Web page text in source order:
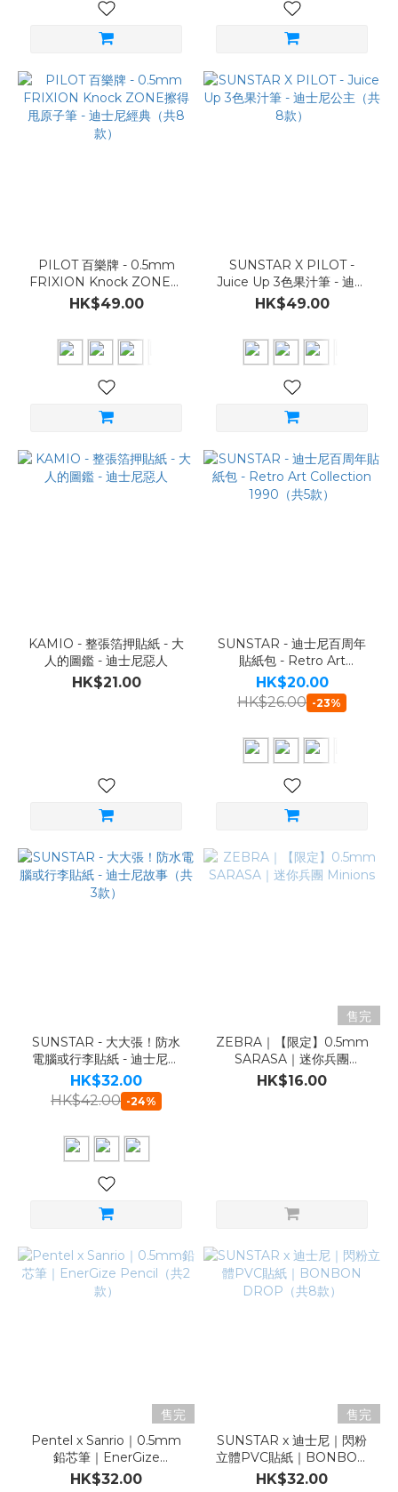
PILOT 百樂牌 - 0.5mm
FRIXION Knock ZONE擦
得甩原子筆 - 迪士尼經典
（共8款）
HK$49.00
SUNSTAR X PILOT -
Juice Up 3色果汁筆 - 迪士
尼公主（共8款）
HK$49.00
KAMIO - 整張箔押貼紙 - 大
人的圖鑑 - 迪士尼惡人
HK$21.00
SUNSTAR - 迪士尼百周年
貼紙包 - Retro Art
Collection 1990（共5款）
HK$20.00
HK$26.00 -23%
SUNSTAR - 大大張！防水
電腦或行李貼紙 - 迪士尼故
事（共3款）
HK$32.00
HK$42.00 -24%
售完
ZEBRA｜【限定】0.5mm
SARASA｜迷你兵團
Minions
HK$16.00
售完
Pentel x Sanrio｜0.5mm
鉛芯筆｜EnerGize
Pencil（共2款）
HK$32.00
售完
SUNSTAR x 迪士尼｜閃粉
立體PVC貼紙｜BONBON
DROP（共8款）
HK$32.00